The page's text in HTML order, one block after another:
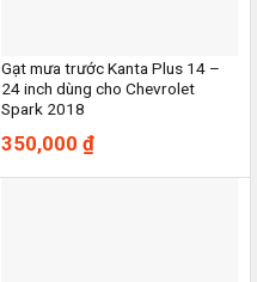
Gạt mưa trước Kanta Plus 14 –
24 inch dùng cho Chevrolet
Spark 2018
350,000 ₫